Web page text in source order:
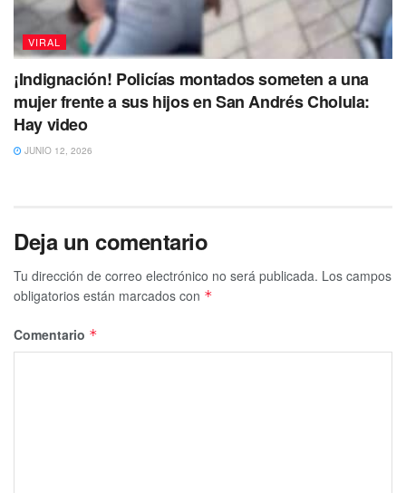
VIRAL
¡Indignación! Policías montados someten a una
mujer frente a sus hijos en San Andrés Cholula:
Hay video
JUNIO 12, 2026
Deja un comentario
Tu dirección de correo electrónico no será publicada. Los campos
obligatorios están marcados con *
Comentario *